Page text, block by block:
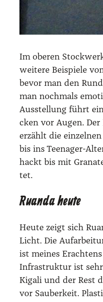
Im obe­ren
wei­te­re Bei­spie­le
bevor man den
man noch­mals
Aus­stel­lung führt
cken vor Augen.
erzählt die
bis ins Teen­ager-
hackt bis mit
tet.
Ruanda heute
Heu­te zeigt sich
Licht. Die
ist mei­nes
Infra­struk­tur ist
Kiga­li und der Rest
vor Sau­ber­keit.